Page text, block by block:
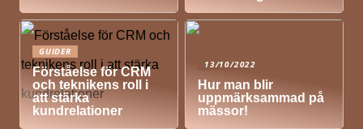
GUIDER
Förståelse för CRM
och teknikens roll i
att stärka
kundrelationer
13/10/2022
Hur man blir
uppmärksammad på
mässor!